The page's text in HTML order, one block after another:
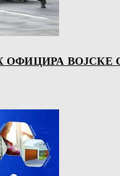
ВОЈСКЕ